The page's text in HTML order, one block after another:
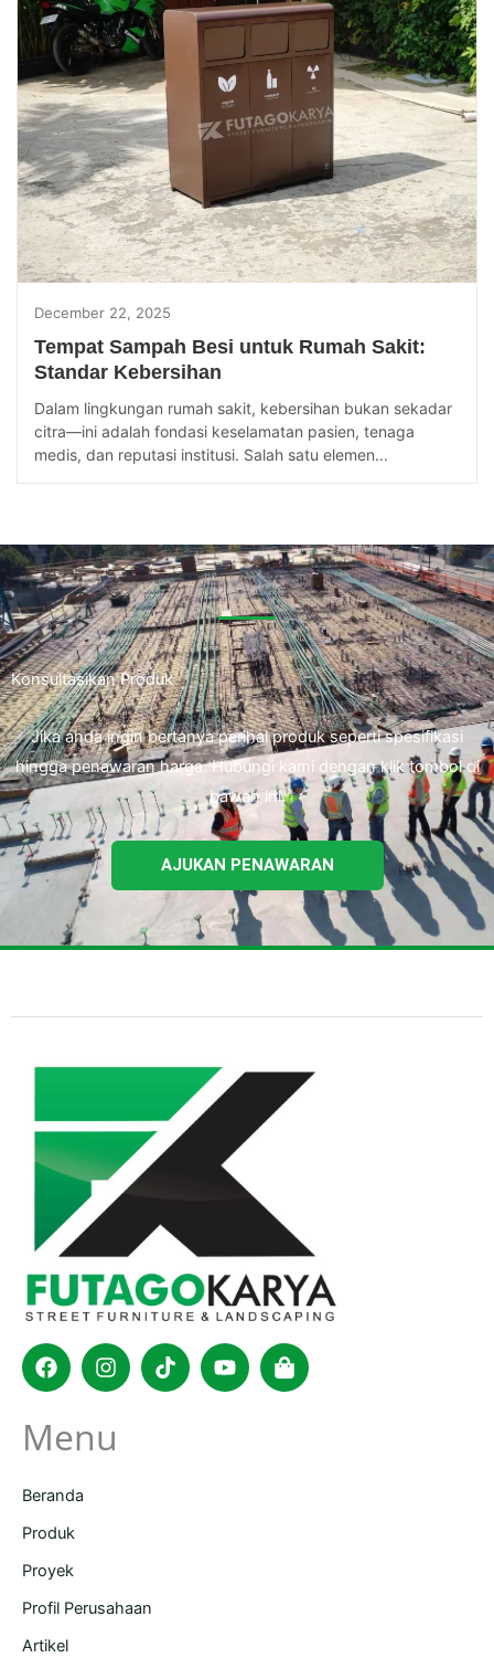
December 22, 2025
Tempat Sampah Besi untuk Rumah Sakit:
Standar Kebersihan
Dalam lingkungan rumah sakit, kebersihan bukan sekadar
citra—ini adalah fondasi keselamatan pasien, tenaga
medis, dan reputasi institusi. Salah satu elemen...
Konsultasikan Produk
Jika anda ingin bertanya perihal produk seperti spesifikasi
hingga penawaran harga. Hubungi kami dengan klik tombol di
bawah ini.
AJUKAN PENAWARAN
FacebookInstagram
TiktokYoutubeShopping-
bag
Menu
Beranda
Produk
Proyek
Profil Perusahaan
Artikel